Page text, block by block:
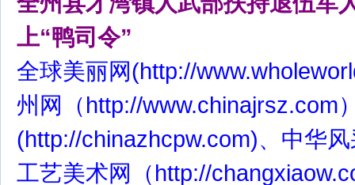
上“鸭司令”
全球美丽网(http://
州网（http://www.chinajrsz.com
(http://chinazhcpw.com)、中华
工艺美术网（http://